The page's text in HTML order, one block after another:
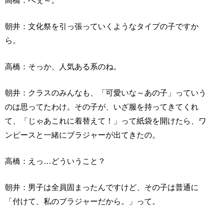
朝井：文化祭を引っ張っていくようなタイプの子ですか
ら。
高橋：そっか、人気ある系のね。
朝井：クラスのみんなも、「可愛いな～あの子」っていう
のは思ってたわけ。その子が、いざ服を持ってきてくれ
て、「じゃあこれに着替えて！」って紙袋を開けたら、ワ
ンピースと一緒にブラジャーが出てきたの。
高橋：えっ…どういうこと？
朝井：男子は全員固まったんですけど、その子は普通に
「付けて、私のブラジャーだから。」って。